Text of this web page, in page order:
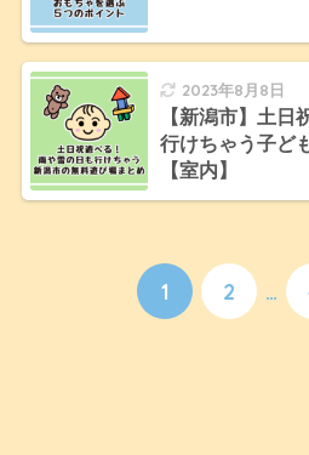
2023年8月8日
【新潟市】土日
行けちゃう子ど
【室内】
1 2 …